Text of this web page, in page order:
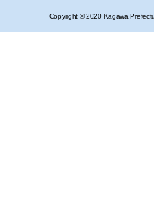
Copyright © 2020 Kagawa